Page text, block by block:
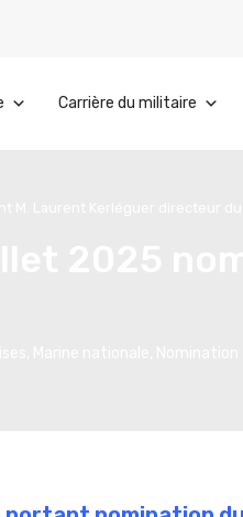
Carrière du militaire